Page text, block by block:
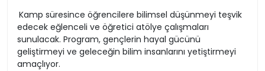
Kamp süresince öğrencilere bilimsel düşünmeyi teşvik
edecek eğlenceli ve öğretici atölye çalışmaları
sunulacak. Program, gençlerin hayal gücünü
geliştirmeyi ve geleceğin bilim insanlarını yetiştirmeyi
amaçlıyor.